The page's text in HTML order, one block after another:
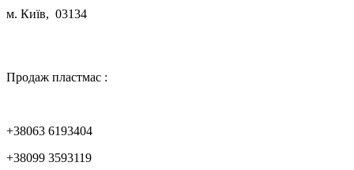
м. Київ, 03134
Продаж пластмас :
+38063 6193404
+38099 3593119